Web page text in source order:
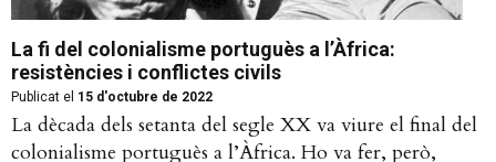
La fi del colonialisme portuguès a l’Àfrica:
resistències i conflictes civils
Publicat el 15 d'octubre de 2022
La dècada dels setanta del segle XX va viure el final del
colonialisme portuguès a l’Àfrica. Ho va fer, però,